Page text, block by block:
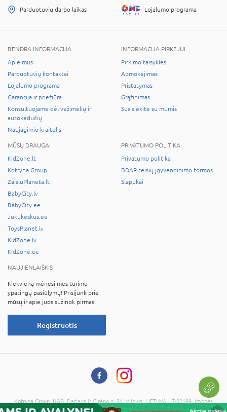
Parduotuvių darbo laikas Lojalumo programa
BENDRA INFORMACIJA
Apie mus
Parduotuvių kontaktai
Lojalumo programa
Garantija ir priežiūra
Konsultuojame dėl vežimėlių ir
autokėdučių
Naujagimio kraitelis
INFORMACIJA PIRKĖJUI
Pirkimo taisyklės
Apmokėjimas
Pristatymas
Grąžinimas
Susisiekite su mumis
MŪSŲ DRAUGAI
KidZone.lt
Kotryna Group
ZaisluPlaneta.lt
BabyCity.lv
BabyCity.ee
Jukukeskus.ee
ToysPlanet.lv
KidZone.lv
KidZone.ee
PRIVATUMO POLITIKA
Privatumo politika
BDAR teisių įgyvendinimo formos
Slapukai
NAUJIENLAIŠKIS
Kiekvieną mėnesį mes turime
ypatingų pasiūlymų! Prisijunk prie
mūsų ir apie juos sužinok pirmas!
Registruotis
Kotryna Group, UAB , Dariaus ir Girėno g. 34, Vilnius, LIETUVA, LT-02189, Įmonės
kodas: 121673734, PVM kodas: LT216737314